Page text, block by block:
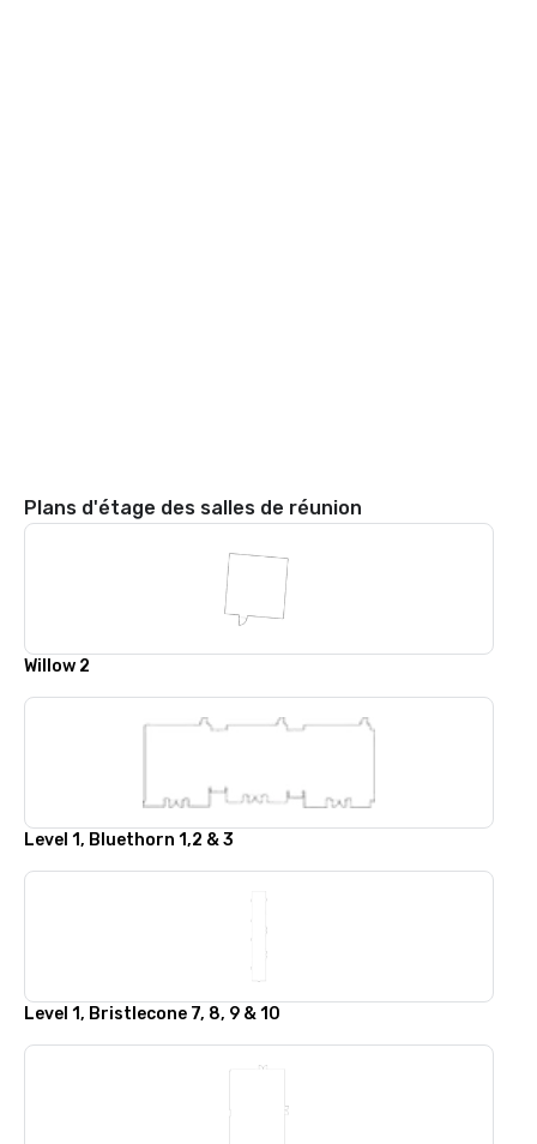
Plans d'étage des salles de réunion
Willow 2
Level 1, Bluethorn 1,2 & 3
Level 1, Bristlecone 7, 8, 9 & 10